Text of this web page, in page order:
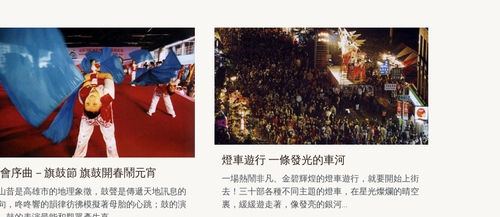
序曲－旗鼓節 旗鼓開春鬧元宵
昔是高雄市的地理象徵，鼓聲是傳遞天地訊息的
，咚咚響的韻律彷彿模擬著母胎的心跳；鼓的演
燈車遊行 一條發光的車河
一場熱鬧非凡、金碧輝煌的燈車遊行，就要開始上街
去！三十部各種不同主題的燈車，在星光燦爛的晴空
裏，緩緩遊走著，像發亮的銀河...